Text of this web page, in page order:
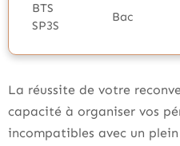
BTS
SP3S
Bac
La réussite de votre
capacité à organiser vos
incompatibles avec un